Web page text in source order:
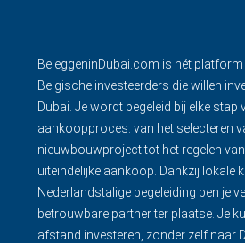
BeleggeninDubai.com is hét
Belgische investeerders die willen
Dubai. Je wordt begeleid bij elke stap
aankoopproces: van het selecteren
nieuwbouwproject tot het regelen
uiteindelijke aankoop. Dankzij lokale
Nederlandstalige begeleiding ben je
betrouwbare partner ter plaatse. Je
afstand investeren, zonder zelf naar